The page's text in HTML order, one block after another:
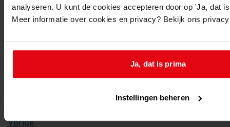
analyseren. U kunt de cookies accepteren door op 'Ja, dat
Meer informatie over cookies en privacy? Bekijk ons
Ja, dat is prima
Instellingen beheren
Inventarisnummer :
13
177.
Dit bestand is nog niet gecontroleerd op volledigheid
Vorige